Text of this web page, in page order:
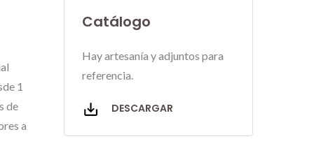
1
de
a
Catálogo
Hay artesanía y adjuntos para
referencia.
DESCARGAR